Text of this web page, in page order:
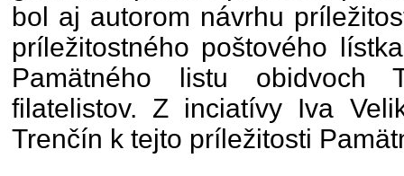
bol aj autorom návrhu
príležitostného poštového
Pamätného listu obidvoch
filatelistov. Z inciatívy Iva
Trenčín k tejto príležitosti